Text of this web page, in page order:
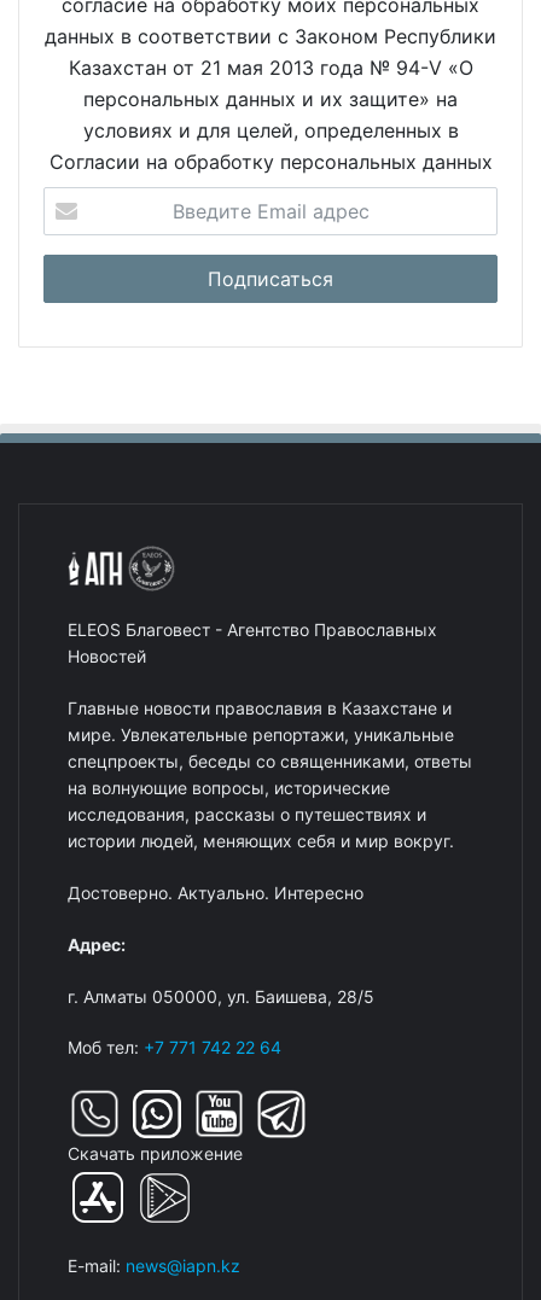
данных в соответствии с Законом Республики
Казахстан от 21 мая 2013 года № 94-V «О
персональных данных и их защите» на
условиях и для целей, определенных в
Согласии на обработку персональных данных
ELEOS Благовест - Агентство Православных
Новостей
Главные новости православия в Казахстане и
мире. Увлекательные репортажи, уникальные
спецпроекты, беседы со священниками, ответы
на волнующие вопросы, исторические
исследования, рассказы о путешествиях и
истории людей, меняющих себя и мир вокруг.
Достоверно. Актуально. Интересно
Адрес:
г. Алматы 050000, ул. Баишева, 28/5
Моб тел: +7 771 742 22 64
Скачать приложение
E-mail: news@iapn.kz